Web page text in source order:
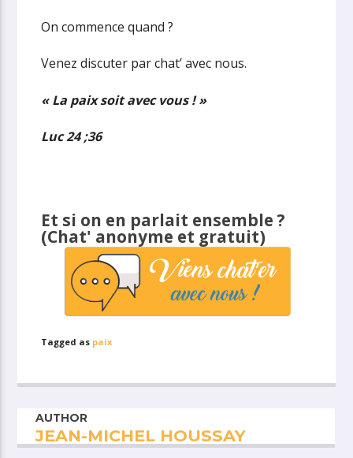
On commence quand ?
Venez discuter par chat’ avec nous.
« La paix soit avec vous ! »
Luc 24 ;36
Et si on en parlait ensemble ?
(Chat' anonyme et gratuit)
Tagged as paix
AUTHOR
JEAN-MICHEL HOUSSAY